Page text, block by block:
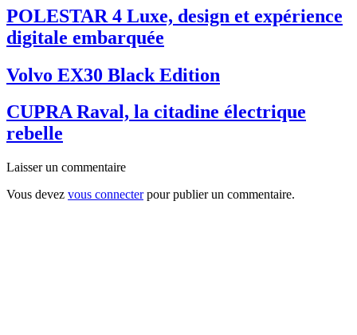
POLESTAR 4 Luxe, design et expérience
digitale embarquée
Volvo EX30 Black Edition
CUPRA Raval, la citadine électrique
rebelle
Laisser un commentaire
Vous devez vous connecterpour publier un commentaire.